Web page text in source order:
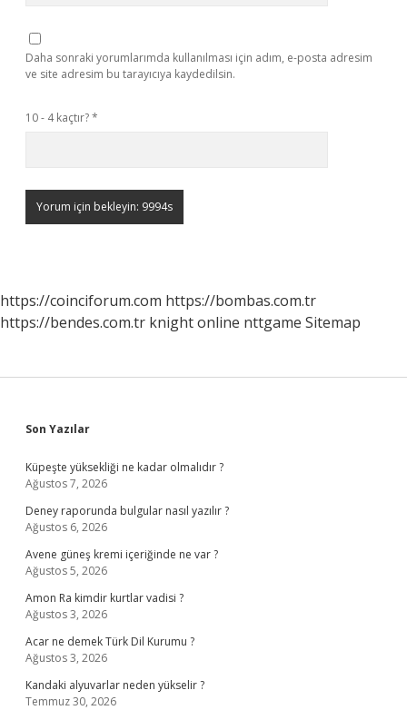
Daha sonraki yorumlarımda kullanılması için adım, e-posta adresim
ve site adresim bu tarayıcıya kaydedilsin.
10 - 4 kaçtır?*
https://coinciforum.com https://bombas.com.tr
https://bendes.com.tr knight online nttgame Sitemap
Sidebar
Son Yazılar
Küpeşte yüksekliği ne kadar olmalıdır ?
Ağustos 7, 2026
Deney raporunda bulgular nasıl yazılır ?
Ağustos 6, 2026
Avene güneş kremi içeriğinde ne var ?
Ağustos 5, 2026
Amon Ra kimdir kurtlar vadisi ?
Ağustos 3, 2026
Acar ne demek Türk Dil Kurumu ?
Ağustos 3, 2026
Kandaki alyuvarlar neden yükselir ?
Temmuz 30, 2026